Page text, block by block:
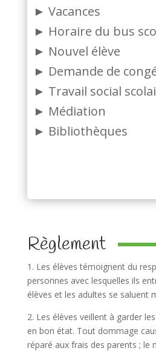
► Vacances
► Horaire du bus
► Nouvel élève
► Demande de
► Travail social
► Médiation
► Bibliothèques
Règlement
1. Les élèves témoignent du
personnes avec lesquelles ils
élèves et les adultes se saluent
2. Les élèves veillent à garder
en bon état. Tout dommage
réparé aux frais des parents ; le